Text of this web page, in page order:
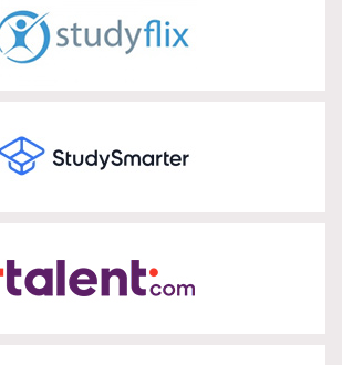
Studyflix
zur Partnerseite
Studysmarter
zur Partnerseite
Talent.com
zur Partnerseite